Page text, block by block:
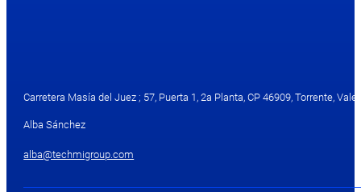
Carretera Masía del Juez ; 57, Puerta 1, 2a Planta, CP 46909, Torrente,
Alba Sánchez
alba@techmigroup.com